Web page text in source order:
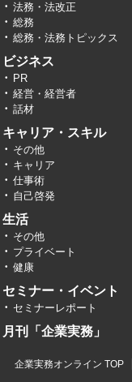
法務・法改正
総務
総務・法務トピックス
ビジネス
PR
経営・経営者
話材
キャリア・スキル
その他
キャリア
仕事術
自己啓発
生活
その他
プライベート
健康
セミナー・イベント
セミナーレポート
月刊「企業実務」
企業実務オンライン TOP